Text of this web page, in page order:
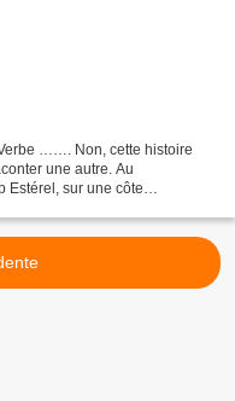
……. Non, cette histoire
une autre. Au
Estérel, sur une côte